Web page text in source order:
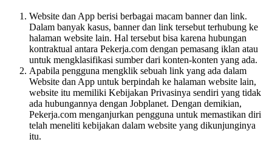
Website dan App berisi berbagai macam banner dan link.
Dalam banyak kasus, banner dan link tersebut terhubung ke
halaman website lain. Hal tersebut bisa karena hubungan
kontraktual antara Pekerja.com dengan pemasang iklan atau
untuk mengklasifikasi sumber dari konten-konten yang ada.
Apabila pengguna mengklik sebuah link yang ada dalam
Website dan App untuk berpindah ke halaman website lain,
website itu memiliki Kebijakan Privasinya sendiri yang tidak
ada hubungannya dengan Jobplanet. Dengan demikian,
Pekerja.com menganjurkan pengguna untuk memastikan diri
telah meneliti kebijakan dalam website yang dikunjunginya
itu.